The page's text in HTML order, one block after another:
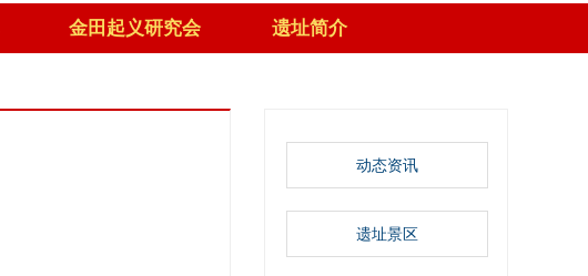
金田起义研究会 遗址简介
动态资讯
遗址景区